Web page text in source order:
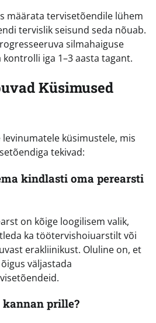
määrata tervisetõendile lühem
tervislik seisund seda nõuab.
silmahaiguse
iga 1–3 aasta tagant.
Küsimused
küsimustele, mis
tekivad:
kindlasti oma perearsti
on kõige loogilisem valik,
ka töötervishoiuarstilt või
erakliinikust. Oluline on, et
väljastada
prille?